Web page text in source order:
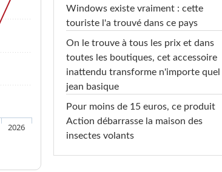
2026
Windows existe vraiment : cette
touriste l'a trouvé dans ce pays
On le trouve à tous les prix et dans
toutes les boutiques, cet accessoire
inattendu transforme n'importe quel
jean basique
Pour moins de 15 euros, ce produit
Action débarrasse la maison des
insectes volants